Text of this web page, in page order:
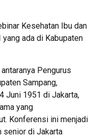
Kesehatan Ibu dan
yang ada di Kabupaten
Pengurus
Sampang,
Juni 1951 di Jakarta,
yang
Konferensi ini menjadi
senior di Jakarta